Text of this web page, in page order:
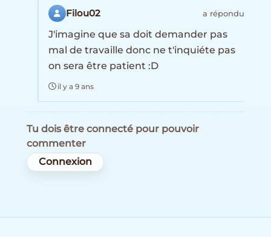
Filou02 a répondu
J'imagine que sa doit demander pas
mal de travaille donc ne t'inquiéte pas
on sera être patient :D
il y a 9 ans
Tu dois être connecté pour pouvoir
commenter
Connexion